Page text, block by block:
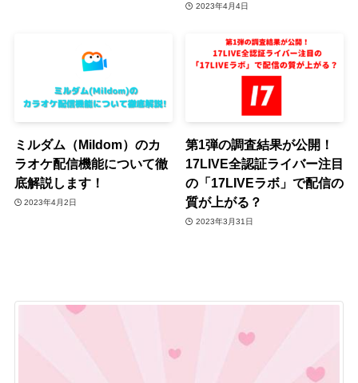
2023年4月4日
ミルダム（Mildom）のカ
ラオケ配信機能について徹
底解説します！
2023年4月2日
第1弾の調査結果が公開！
17LIVE全認証ライバー注目
の「17LIVEラボ」で配信の
質が上がる？
2023年3月31日